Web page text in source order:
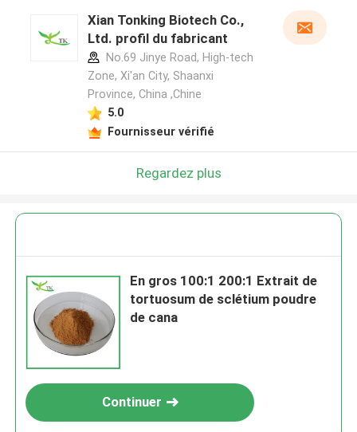
Xian Tonking Biotech Co.,
Ltd. profil du fabricant
No.69 Jinye Road, High-tech
Zone, Xi'an City, Shaanxi
Province, China ,Chine
5.0
Fournisseur vérifié
Regardez plus
En gros 100:1 200:1 Extrait de
tortuosum de sclétium poudre
de cana
Continuer